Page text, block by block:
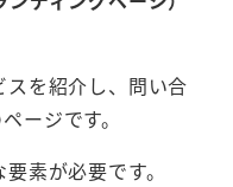
を紹介し、問い合
ージです。
素が必要です。